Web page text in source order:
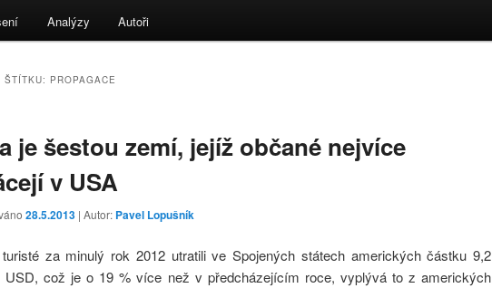
Analýzy Autoři
ŠTÍTKU: PROPAGACE
je šestou zemí, jejíž občané nejvíce
v USA
28.5.2013 | Autor: Pavel Lopušník
za minulý rok 2012 utratili ve Spojených státech amerických částku 9,2
USD, což je o 19 % více než v předcházejícím roce, vyplývá to z amerických